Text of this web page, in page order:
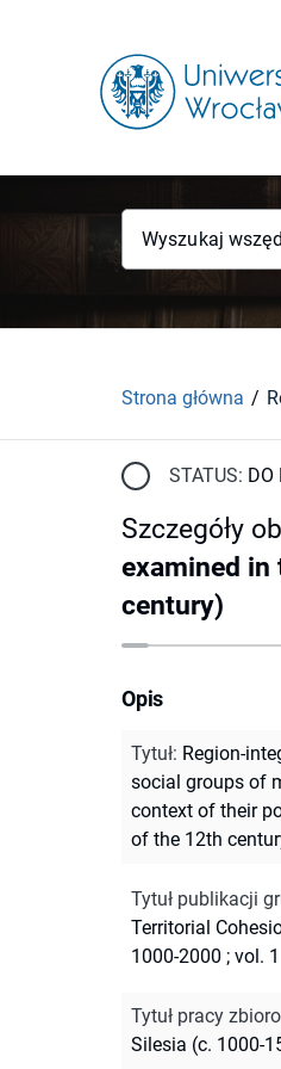
Wyszukaj
Strona główna
STATUS: DO
Szczegóły
examined
century)
Opis
Tytuł: Region-
social groups of
context of their
of the 12th
Tytuł publikacji
Territorial
1000-2000 ; vol. 1
Tytuł pracy
Silesia (c. 1000-